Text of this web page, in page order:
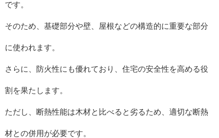
です。
そのため、基礎部分や壁、屋根などの構造的に重要な部分
に使われます。
さらに、防火性にも優れており、住宅の安全性を高める役
割を果たします。
ただし、断熱性能は木材と比べると劣るため、適切な断熱
材との併用が必要です。